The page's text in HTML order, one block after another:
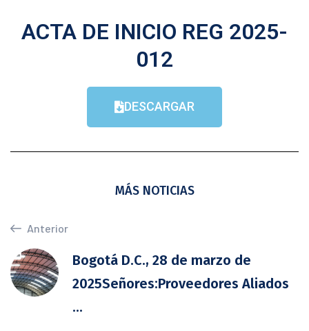
ACTA DE INICIO REG 2025-
012
DESCARGAR
MÁS NOTICIAS
Anterior
Bogotá D.C., 28 de marzo de
2025Señores:Proveedores Aliados
...